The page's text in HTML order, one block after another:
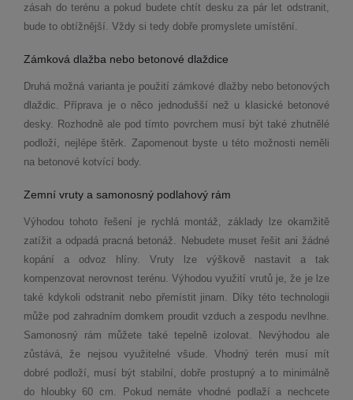
zásah do terénu a pokud budete chtít desku za pár let odstranit,
bude to obtížnější. Vždy si tedy dobře promyslete umístění.
Zámková dlažba nebo betonové dlaždice
Druhá možná varianta je použití zámkové dlažby nebo betonových
dlaždic. Příprava je o něco jednodušší než u klasické betonové
desky. Rozhodně ale pod tímto povrchem musí být takézhutnělé
podloží, nejl épe štěrk. Zapomenout byste u této možnosti neměli
na betonové kotvící body.
Zemní vruty a samonosný podlahový rám
Výhodou tohoto řešení je rychlá montáž, základy lze okamžitě
zatížit a odpadá pracná betonáž. Nebudete muset řešit ani žádné
kopání a odvoz hlíny. Vruty lze výškově nastavit a tak
kompenzovat nerovnost terénu. Výhodou využití vrutů je, že je lze
také kdykoli odstranit nebo přemístit jinam. Díky této technologii
může pod zahradním domkem proudit vzduch a zespodu nevlhne.
Samonosný rám můžete také tepelně izolovat. Nevýhodou ale
zůstává, že nejsou využitelné všude. Vhodný terén musí mít
dobré podloží, musí být stabilní, dobře prostupný a to minimálně
do hloubky 60 cm. Pokud nemáte vhodné podlaží a nechcete